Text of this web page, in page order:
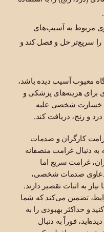
مربوط به آسیب‌های
را سریع‌تر حل و فصل کند و
معیوب آسیب دیده باشد،
کارگری برای هزینه‌های پزشکی و
دلار غرامت خسارت شخصی علیه
و رنج، دریافت کند.
کارگران و صدمات
دنبال غرامت منصفانه
غرامت سریع اما
دعاوی صدمات شخصی،
به اثبات تقصیر دارند.
تضمین می‌کند که شما
و حداکثر بهبودی را به
فوراً به دنبال